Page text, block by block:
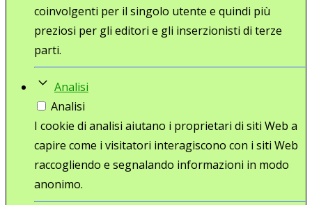
coinvolgenti per il singolo utente e quindi più
preziosi per gli editori e gli inserzionisti di terze
parti.
Analisi
Analisi
I cookie di analisi aiutano i proprietari di siti Web a
capire come i visitatori interagiscono con i siti Web
raccogliendo e segnalando informazioni in modo
anonimo.